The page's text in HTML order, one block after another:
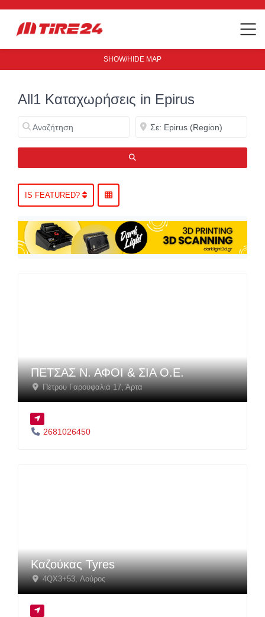
All1 Καταχωρήσεις in Epirus
Αναζήτηση Κοντά
IS FEATURED?
ΠΕΤΣΑΣ Ν. ΑΦΟΙ & ΣΙΑ Ο.Ε.
Πέτρου Γαρουφαλιά 17,Άρτα
2681026450
Καζούκας Tyres
4QX3+53,Λούρος
SHOW/HIDE MAP